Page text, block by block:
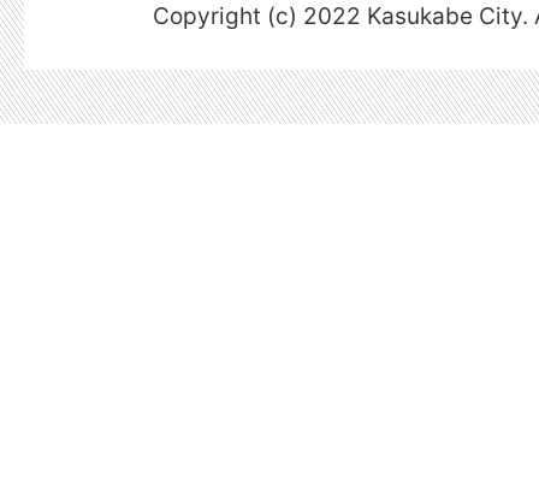
Copyright (c) 2022 Kasukabe City.